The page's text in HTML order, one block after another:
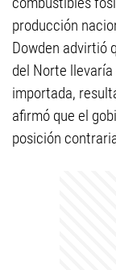
producción
Dowden advirtió
del Norte
importada,
afirmó que el
posición